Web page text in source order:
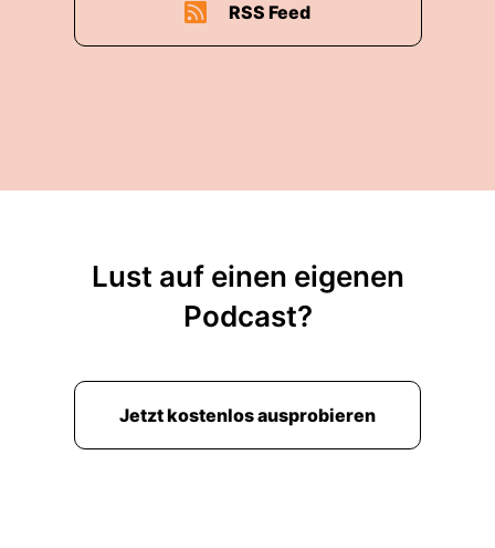
RSS Feed
Lust auf einen eigenen
Podcast?
Jetzt kostenlos ausprobieren